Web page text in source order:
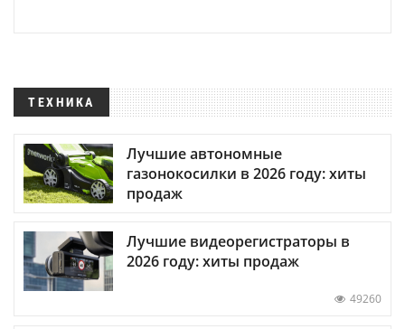
ТЕХНИКА
Лучшие автономные
газонокосилки в 2026 году: хиты
продаж
Лучшие видеорегистраторы в
2026 году: хиты продаж
49260